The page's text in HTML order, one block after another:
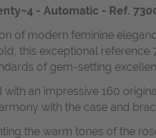
- Automatic - Ref.
of modern feminine
this exceptional
of gem-setting
an impressive 160
with the case and
the warm tones of the